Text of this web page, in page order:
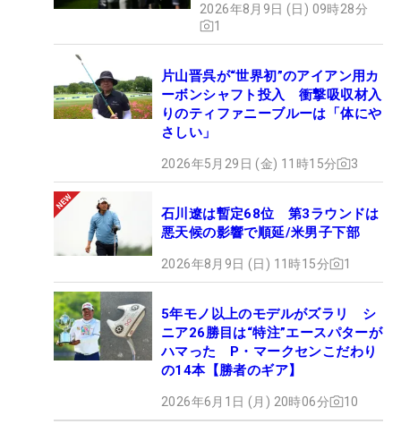
2026年8月9日 (日) 09時28分
1
片山晋呉が“世界初”のアイアン用カ
ーボンシャフト投入 衝撃吸収材入
りのティファニーブルーは「体にや
さしい」
2026年5月29日 (金) 11時15分 3
石川遼は暫定68位 第3ラウンドは
悪天候の影響で順延/米男子下部
2026年8月9日 (日) 11時15分 1
5年モノ以上のモデルがズラリ シ
ニア26勝目は“特注”エースパターが
ハマった P・マークセンこだわり
の14本【勝者のギア】
2026年6月1日 (月) 20時06分 10